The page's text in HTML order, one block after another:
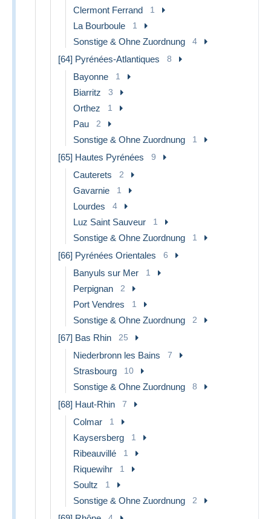
Clermont Ferrand 1
La Bourboule 1
Sonstige & Ohne Zuordnung 4
[64] Pyrénées-Atlantiques 8
Bayonne 1
Biarritz 3
Orthez 1
Pau 2
Sonstige & Ohne Zuordnung 1
[65] Hautes Pyrénées 9
Cauterets 2
Gavarnie 1
Lourdes 4
Luz Saint Sauveur 1
Sonstige & Ohne Zuordnung 1
[66] Pyrénées Orientales 6
Banyuls sur Mer 1
Perpignan 2
Port Vendres 1
Sonstige & Ohne Zuordnung 2
[67] Bas Rhin 25
Niederbronn les Bains 7
Strasbourg 10
Sonstige & Ohne Zuordnung 8
[68] Haut-Rhin 7
Colmar 1
Kaysersberg 1
Ribeauvillé 1
Riquewihr 1
Soultz 1
Sonstige & Ohne Zuordnung 2